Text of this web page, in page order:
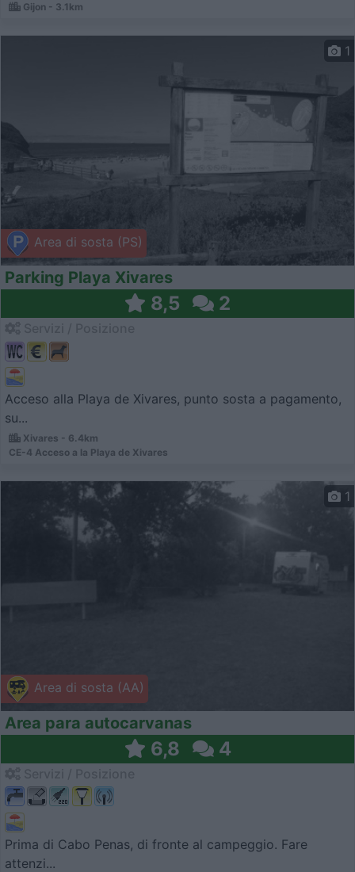
Gijon - 3.1km
Area di sosta (PS)
1
Parking Playa Xivares
8,5 2
Acceso alla Playa de Xivares, punto sosta a pagamento,
su...
Xivares - 6.4km
CE-4 Acceso a la Playa de Xivares
Area di sosta (AA)
1
Area para autocarvanas
6,8 4
Prima di Cabo Penas, di fronte al campeggio. Fare
attenzi...